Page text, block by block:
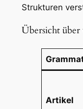
Strukturen
Übersicht
Artikel